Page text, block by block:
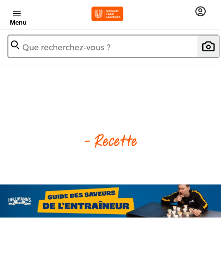
Menu
Que recherchez-vous ?
- Recette